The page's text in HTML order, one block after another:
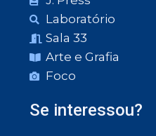
Laboratório
Sala 33
Arte e Grafia
Foco
Se interessou?